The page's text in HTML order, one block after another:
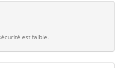
est faible.